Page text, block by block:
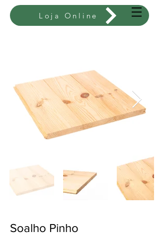
Loja Online
Soalho Pinho